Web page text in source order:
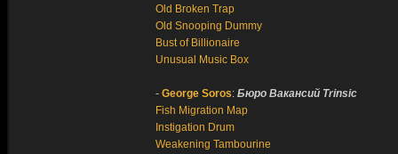
Old Broken Trap
Old Snooping Dummy
Bust of Billionaire
Unusual Music Box
- George Soros: Бюро Вакансий Trinsic
Fish Migration Map
Instigation Drum
Weakening Tambourine